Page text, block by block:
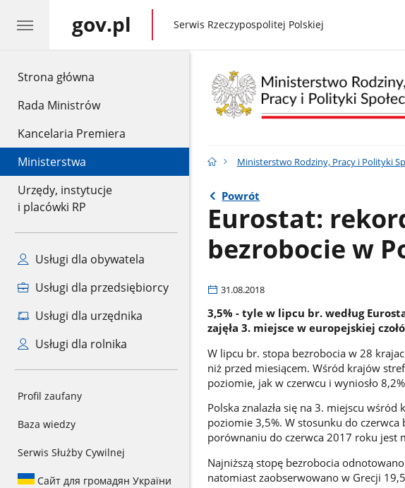
Strona główna
Rada Ministrów
Kancelaria Premiera
Ministerstwa
Urzędy, instytucje
i placówki RP
Usługi dla obywatela
Usługi dla przedsiębiorcy
Usługi dla urzędnika
Usługi dla rolnika
Profil zaufany
Baza wiedzy
Serwis Służby Cywilnej
Сайт для громадян України
gov.pl gov.pl
Serwis Rzeczypospolitej Polskiej
Ministerstwo Rodziny, Pracy i Polityki
Powrót
Eurostat:
bezrobocie w
31.08.2018
3,5% - tyle w lipcu br. według
zajęła 3. miejsce w europejskiej
W lipcu br. stopa bezrobocia w 28
niż przed miesiącem. Wśród krajów
poziomie, jak w czerwcu i wyniosło
Polska znalazła się na 3. miejscu
poziomie 3,5%. W stosunku do
porównaniu do czerwca 2017 roku jest
Najniższą stopę bezrobocia
natomiast zaobserwowano w Grecji